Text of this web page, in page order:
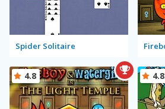
Spider Solitaire
4.8 4.8